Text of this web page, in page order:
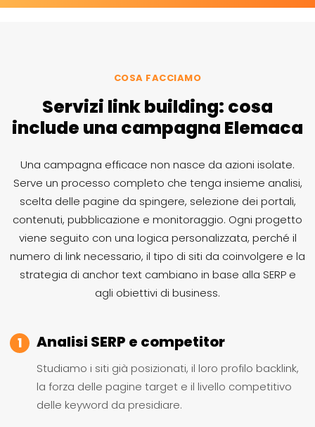
COSA FACCIAMO
Servizi link building: cosa
include una campagna Elemaca
Una campagna efficace non nasce da azioni isolate.
Serve un processo completo che tenga insieme analisi,
scelta delle pagine da spingere, selezione dei portali,
contenuti, pubblicazione e monitoraggio. Ogni progetto
viene seguito con una logica personalizzata, perché il
numero di link necessario, il tipo di siti da coinvolgere e la
strategia di anchor text cambiano in base alla SERP e
agli obiettivi di business.
1 Analisi SERP e competitor
Studiamo i siti già posizionati, il loro profilo backlink,
la forza delle pagine target e il livello competitivo
delle keyword da presidiare.